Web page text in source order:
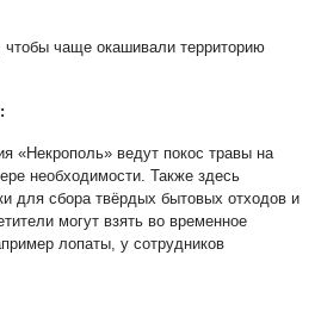
чаще окашивали территорию
«Некрополь» ведут покос травы на
необходимости. Также здесь
для сбора твёрдых бытовых отходов и
могут взять во временное
лопаты, у сотрудников